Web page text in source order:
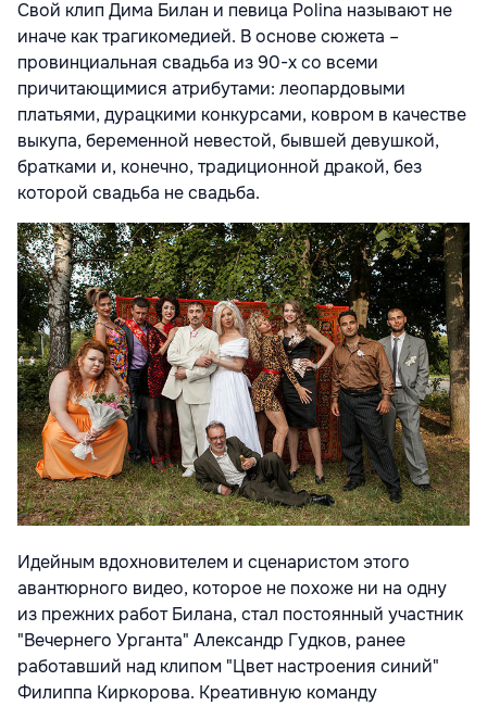
Свой клип Дима Билан и певица Polina называют не
иначе как трагикомедией. В основе сюжета –
провинциальная свадьба из 90-х со всеми
причитающимися атрибутами: леопардовыми
платьями, дурацкими конкурсами, ковром в качестве
выкупа, беременной невестой, бывшей девушкой,
братками и, конечно, традиционной дракой, без
которой свадьба не свадьба.
Идейным вдохновителем и сценаристом этого
авантюрного видео, которое не похоже ни на одну
из прежних работ Билана, стал постоянный участник
"Вечернего Урганта" Александр Гудков, ранее
работавший над клипом "Цвет настроения синий"
Филиппа Киркорова. Креативную команду